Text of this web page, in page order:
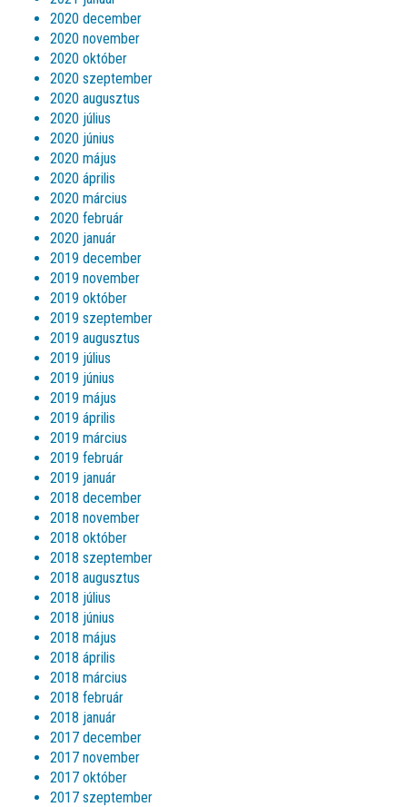
2020 december
2020 november
2020 október
2020 szeptember
2020 augusztus
2020 július
2020 június
2020 május
2020 április
2020 március
2020 február
2020 január
2019 december
2019 november
2019 október
2019 szeptember
2019 augusztus
2019 július
2019 június
2019 május
2019 április
2019 március
2019 február
2019 január
2018 december
2018 november
2018 október
2018 szeptember
2018 augusztus
2018 július
2018 június
2018 május
2018 április
2018 március
2018 február
2018 január
2017 december
2017 november
2017 október
2017 szeptember